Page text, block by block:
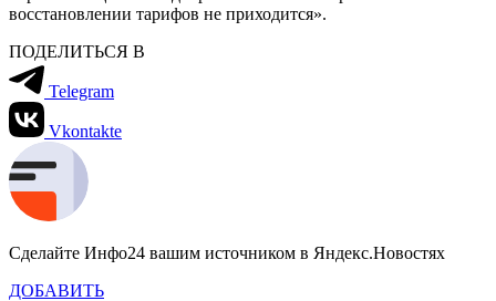
восстановлении тарифов не приходится».
ПОДЕЛИТЬСЯ В
Telegram
Vkontakte
Сделайте Инфо24 вашим источником в Яндекс.Новостях
ДОБАВИТЬ